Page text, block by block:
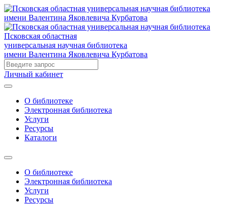
Псковская областная
универсальная научная библиотека
имени Валентина Яковлевича Курбатова
Личный кабинет
О библиотеке
Электронная библиотека
Услуги
Ресурсы
Каталоги
О библиотеке
Электронная библиотека
Услуги
Ресурсы